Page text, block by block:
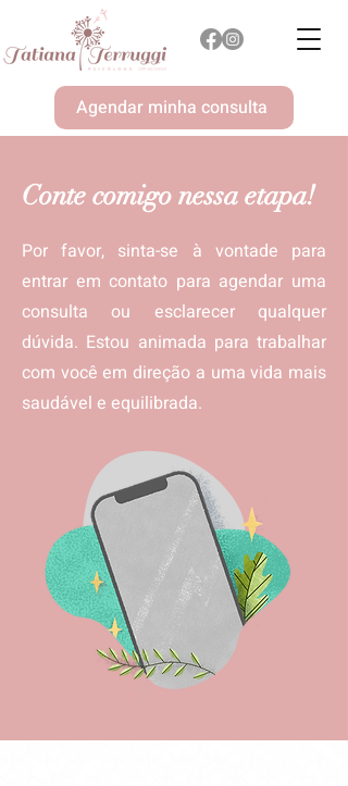
Agendar minha consulta
Conte comigo nessa etapa!
Por favor, sinta-se à vontade para
entrar em contato para agendar uma
consulta ou esclarecer qualquer
dúvida. Estou animada para trabalhar
com você em direção a uma vida mais
saudável e equilibrada.